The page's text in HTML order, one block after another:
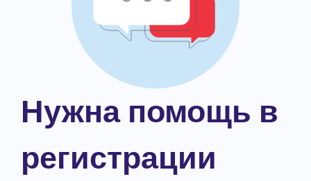
Нужна помощь в
регистрации